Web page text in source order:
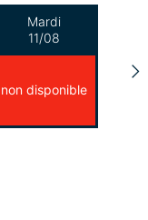
Mardi
11/08
non disponible